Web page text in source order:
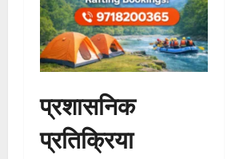
प्रशासनिक
प्रतिक्रिया